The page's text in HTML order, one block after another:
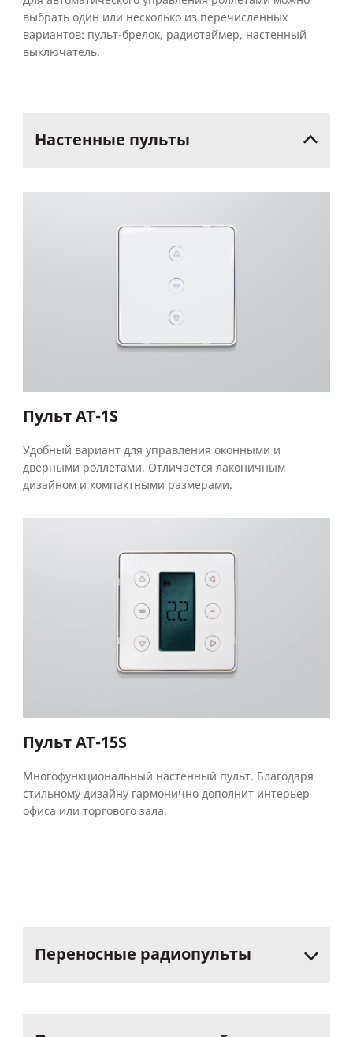
выбрать один или несколько из перечисленных
вариантов: пульт-брелок, радиотаймер, настенный
выключатель.
Настенные пульты
Пульт AT-1S
Удобный вариант для управления оконными и
дверными роллетами. Отличается лаконичным
дизайном и компактными размерами.
Пульт AT-15S
Многофункциональный настенный пульт. Благодаря
стильному дизайну гармонично дополнит интерьер
офиса или торгового зала.
Переносные радиопульты